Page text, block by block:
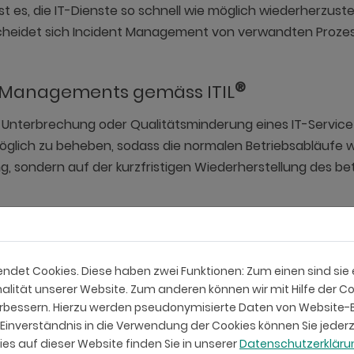
es, die IT-Dienste so schnell wie möglich
sich Incident Management von verwandten
gemäss ITIL®
oder Qualitätsminderung eines IT-
zu beheben, sodass die normalen Betriebsabläufe
sondern auf der kurzfristigen Wiederherstellung des
führt, dass ein CRM-System nicht mehr zugänglich
damit die Benutzer wieder arbeiten können.
und verwandten
Management darauf abzielt, die Symptome einer
der zugrunde liegenden Ursachen. Beide
Cookies. Diese haben zwei Funktionen: Zum einen sind
unserer Website. Zum anderen können wir mit Hilfe der
Hierzu werden pseudonymisierte Daten von
in die Verwendung der Cookies können Sie
auf dieser Website finden Sie in unserer